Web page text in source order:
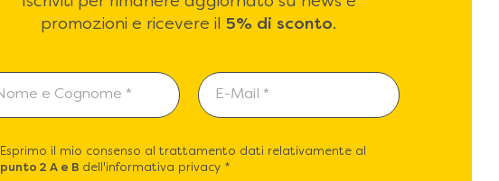
promozioni e ricevere il 5% di sconto.
Esprimo il mio consenso al trattamento dati relativamente al
punto 2 A e B dell'informativa privacy *